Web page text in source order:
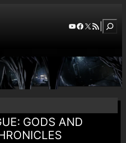
YouTube
Facebook
X RSS Feed
GODS AND